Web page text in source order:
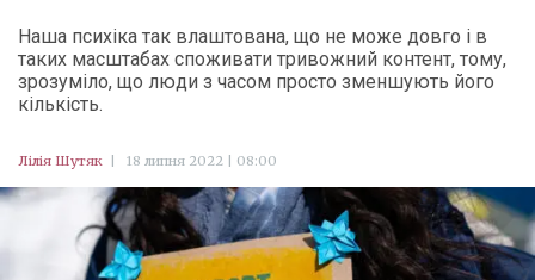
Наша психіка так влаштована, що не може довго і в
таких масштабах споживати тривожний контент, тому,
зрозуміло, що люди з часом просто зменшують його
кількість.
Лілія Шутяк 18 липня 2022 | 08:00